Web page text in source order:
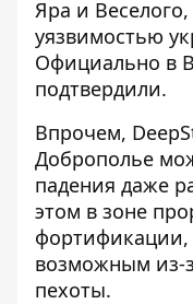
Яра и
уязвимостью
Официально в
подтвердили.
Впрочем,
Доброполье
падения даже
этом в зоне
фортификации,
возможным из-
пехоты.